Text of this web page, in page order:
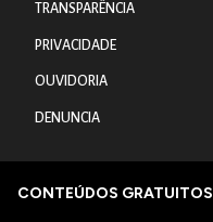
TRANSPARÊNCIA
PRIVACIDADE
OUVIDORIA
DENUNCIA
CONTEÚDOS GRATUITOS